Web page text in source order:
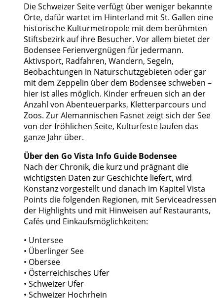
Die Schweizer Seite verfügt über weniger bekannte
Orte, dafür wartet im Hinterland mit St. Gallen eine
historische Kulturmetropole mit dem berühmten
Stiftsbezirk auf ihre Besucher. Vor allem bietet der
Bodensee Ferienvergnügen für jedermann.
Aktivsport, Radfahren, Wandern, Segeln,
Beobachtungen in Naturschutzgebieten oder gar
mit dem Zeppelin über dem Bodensee schweben –
hier ist alles möglich. Kinder erfreuen sich an der
Anzahl von Abenteuerparks, Kletterparcours und
Zoos. Zur Alemannischen Fasnet zeigt sich der See
von der fröhlichen Seite, Kulturfeste laufen das
ganze Jahr über.
Über den Go Vista Info Guide Bodensee
Nach der Chronik, die kurz und prägnant die
wichtigsten Daten zur Geschichte liefert, wird
Konstanz vorgestellt und danach im Kapitel Vista
Points die folgenden Regionen, mit Serviceadressen
der Highlights und mit Hinweisen auf Restaurants,
Cafés und Einkaufsmöglichkeiten:
• Untersee
• Überlinger See
• Obersee
• Österreichisches Ufer
• Schweizer Ufer
• Schweizer Hochrhein